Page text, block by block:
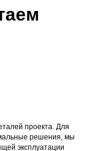
проекта. Для
решения, мы
эксплуатации